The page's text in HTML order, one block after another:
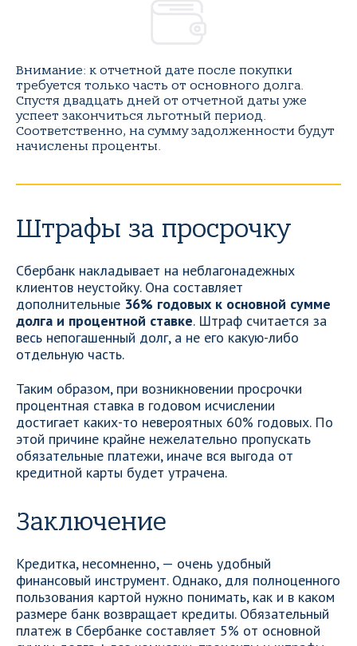
Внимание: к отчетной дате после покупки
требуется только часть от основного долга.
Спустя двадцать дней от отчетной даты уже
успеет закончиться льготный период.
Соответственно, на сумму задолженности будут
начислены проценты.
Штрафы за просрочку
Сбербанк накладывает на неблагонадежных
клиентов неустойку. Она составляет
дополнительные 36% годовых к основной сумме
долга и процентной ставке. Штраф считается за
весь непогашенный долг, а не его какую-либо
отдельную часть.
Таким образом, при возникновении просрочки
процентная ставка в годовом исчислении
достигает каких-то невероятных 60% годовых. По
этой причине крайне нежелательно пропускать
обязательные платежи, иначе вся выгода от
кредитной карты будет утрачена.
Заключение
Кредитка, несомненно, — очень удобный
финансовый инструмент. Однако, для полноценного
пользования картой нужно понимать, как и в каком
размере банк возвращает кредиты. Обязательный
платеж в Сбербанке составляет 5% от основной